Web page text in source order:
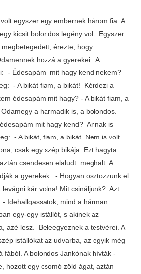
egyszer egy embernek három fia. A
kicsit bolondos legény volt. Egyszer
érezte, hogy
hozzá a gyerekei. A
- Édesapám, mit hagy kend nekem?
- A bikát fiam, a bikát! Kérdezi a
édesapám mit hagy? - A bikát fiam, a
a harmadik is, a bolondos.
mit hagy kend? Annak is
- A bikát, fiam, a bikát. Nem is volt
csak egy szép bikája. Ezt hagyta
csendesen elaludt: meghalt. A
a gyerekek: - Hogyan osztozzunk el
levágni kár volna! Mit csináljunk? Azt
Idehallgassatok, mind a hárman
egy-egy istállót, s akinek az
azé lesz. Beleegyeznek a testvérei. A
istállókat az udvarba, az egyik még
fából. A bolondos Jankónak hívták -
hozott egy csomó zöld ágat, aztán